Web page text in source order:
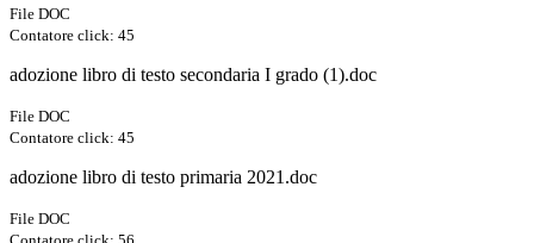
File DOC
Contatore click: 45
adozione libro di testo secondaria I grado (1).doc
File DOC
Contatore click: 45
adozione libro di testo primaria 2021.doc
File DOC